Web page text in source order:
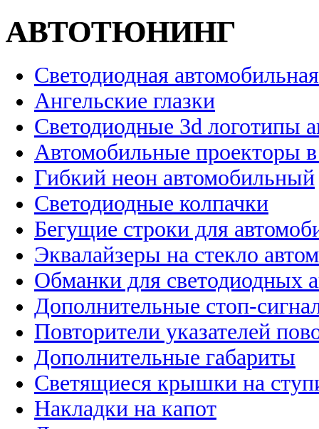
АВТОТЮНИНГ
Светодиодная
Ангельские глазки
Светодиодные 3d логотипы
Автомобильные проекторы
Гибкий неон автомобильный
Светодиодные колпачки
Бегущие строки для
Эквалайзеры на стекло
Обманки для светодиодных
Дополнительные стоп-
Повторители указателей
Дополнительные габариты
Светящиеся крышки на
Накладки на капот